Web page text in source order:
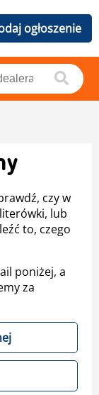
ogłoszenie
czy w
lub
to, czego
poniżej, a
za